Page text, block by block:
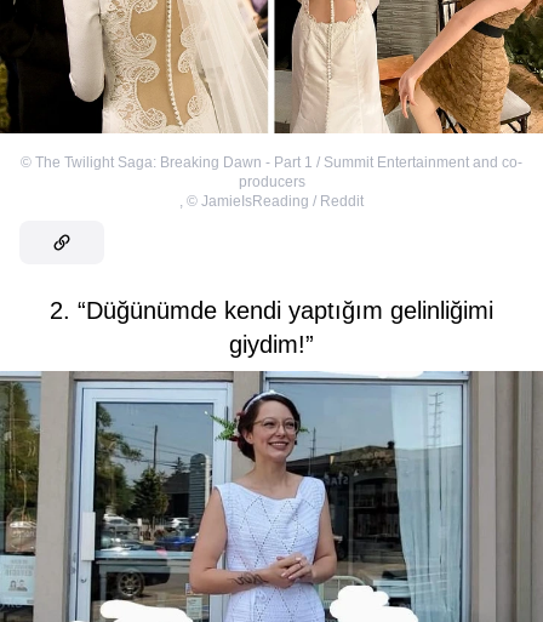
© The Twilight Saga: Breaking Dawn - Part 1 / Summit Entertainment and co-
producers
, © JamieIsReading / Reddit
2. “Düğünümde kendi yaptığım gelinliğimi
giydim!”